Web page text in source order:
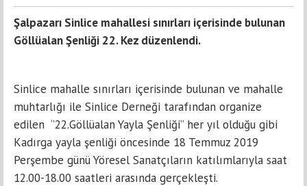
Şalpazarı Sinlice mahallesi sınırları içerisinde bulunan
Göllüalan Şenliği 22. Kez düzenlendi.
Sinlice mahalle sınırları içerisinde bulunan ve mahalle
muhtarlığı ile Sinlice Derneği tarafından organize
edilen ‘’22.Göllüalan Yayla Şenliği’’ her yıl olduğu gibi
Kadırga yayla şenliği öncesinde 18 Temmuz 2019
Perşembe günü Yöresel Sanatçıların katılımlarıyla saat
12.00-18.00 saatleri arasında gerçekleşti.